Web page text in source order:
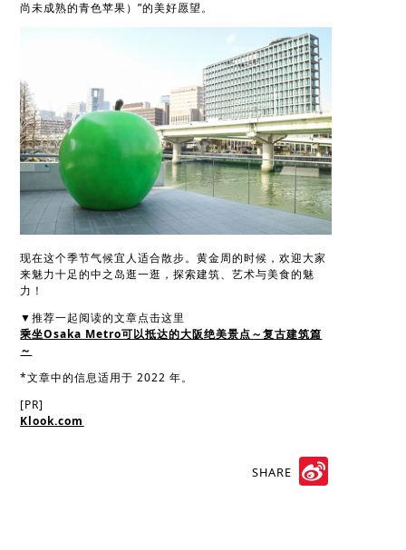
尚未成熟的青色苹果）”的美好愿望。
现在这个季节气候宜人适合散步。黄金周的时候，欢迎大家
来魅力十足的中之岛逛一逛，探索建筑、艺术与美食的魅
力！
▼推荐一起阅读的文章点击这里
乘坐Osaka Metro可以抵达的大阪绝美景点～复古建筑篇
～
*文章中的信息适用于 2022 年。
[PR]
Klook.com
SHARE